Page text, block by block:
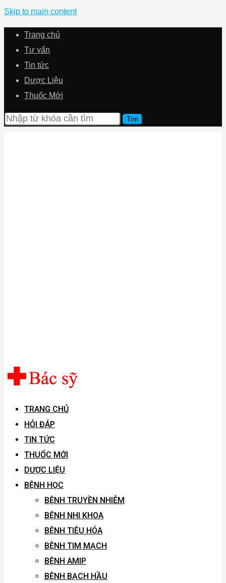
Skip to main content
Trang chủ
Tư vấn
Tin tức
Dược Liệu
Thuốc Mới
TRANG CHỦ
HỎI ĐÁP
TIN TỨC
THUỐC MỚI
DƯỢC LIỆU
BỆNH HỌC
BỆNH TRUYỀN NHIỄM
BỆNH NHI KHOA
BỆNH TIÊU HÓA
BỆNH TIM MẠCH
BỆNH AMIP
BỆNH BẠCH HẦU